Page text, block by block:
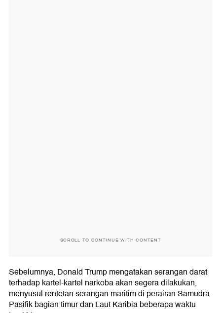
SCROLL TO CONTINUE WITH CONTENT
Sebelumnya, Donald Trump mengatakan serangan darat
terhadap kartel-kartel narkoba akan segera dilakukan,
menyusul rentetan serangan maritim di perairan Samudra
Pasifik bagian timur dan Laut Karibia beberapa waktu